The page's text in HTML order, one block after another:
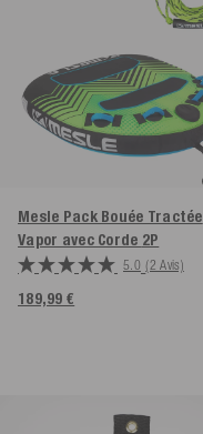
Mesle Pack Bouée Tractée
Vapor avec Corde 2P
5.0 (2 Avis)
189,99 €